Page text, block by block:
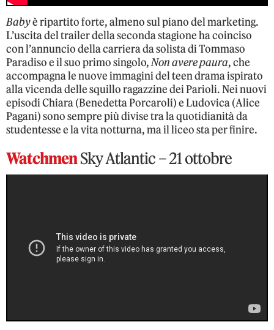
Babyè ripartito forte, almeno sul piano del marketing.
L’uscita del trailer della seconda stagione ha coinciso
con l’annuncio della carriera da solista di Tommaso
Paradiso e il suo primo singolo,Non avere paura, che
accompagna le nuove immagini del teen drama ispirato
alla vicenda delle squillo ragazzine dei Parioli. Nei nuovi
episodi Chiara (Benedetta Porcaroli) e Ludovica (Alice
Pagani) sono sempre più divise tra la quotidianità da
studentesse e la vita notturna, ma il liceo sta per finire.
WatchmenSky Atlantic – 21 ottobre